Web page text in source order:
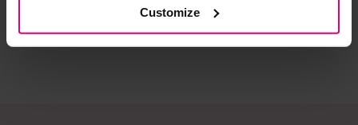
Customize